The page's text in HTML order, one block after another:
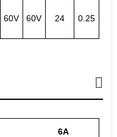
60V 60V 24 0.25
6A